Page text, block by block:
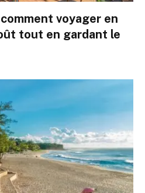
voyager en
tout en gardant le